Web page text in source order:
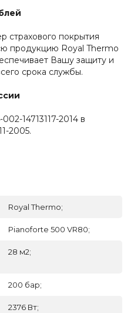
страхового покрытия
продукцию Royal Thermo
Вашу защиту и
срока службы.
14713117-2014 в
2005.
Royal Thermo;
Pianoforte 500 VR80;
28 м2;
200 бар;
2376 Вт;